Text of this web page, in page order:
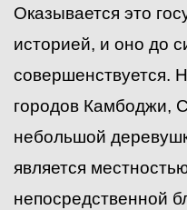
Оказывается это
историей, и оно до
совершенствуется.
городов Камбоджи,
небольшой
является
непосредственной